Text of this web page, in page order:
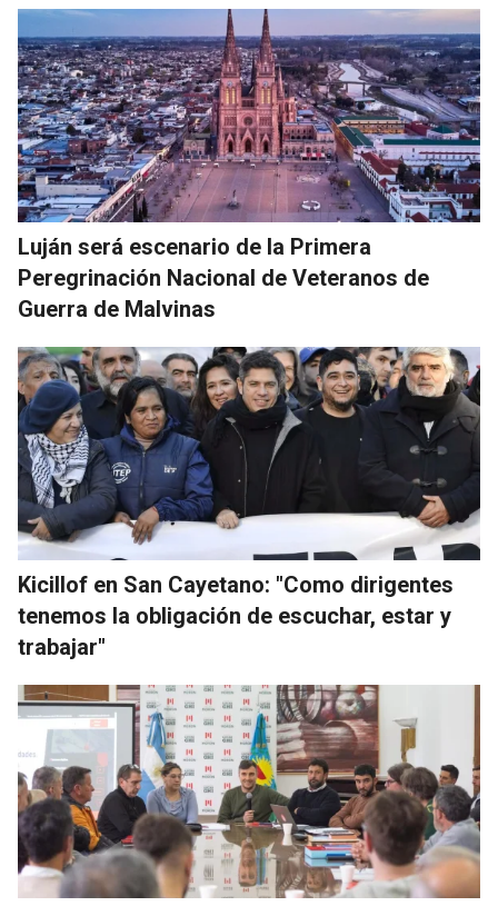
Luján será escenario de la Primera
Peregrinación Nacional de Veteranos de
Guerra de Malvinas
Kicillof en San Cayetano: "Como dirigentes
tenemos la obligación de escuchar, estar y
trabajar"